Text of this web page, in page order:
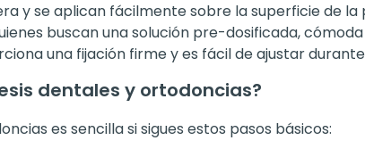
y se aplican fácilmente sobre la superficie de la
buscan una solución pre-dosificada,
una fijación firme y es fácil de ajustar
dentales y ortodoncias?
es sencilla si sigues estos pasos básicos: